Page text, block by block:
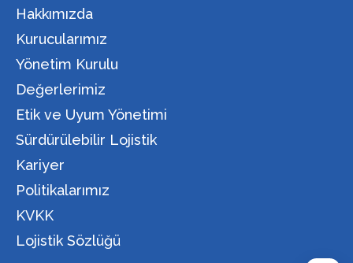
Hakkımızda
Kurucularımız
Yönetim Kurulu
Değerlerimiz
Etik ve Uyum Yönetimi
Sürdürülebilir Lojistik
Kariyer
Politikalarımız
KVKK
Lojistik Sözlüğü